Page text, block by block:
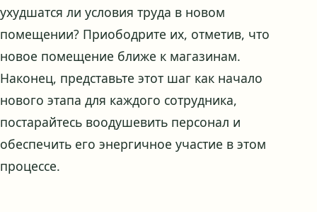
ухудшатся ли условия труда в новом
помещении? Приободрите их, отметив, что
новое помещение ближе к магазинам.
Наконец, представьте этот шаг как начало
нового этапа для каждого сотрудника,
постарайтесь воодушевить персонал и
обеспечить его энергичное участие в этом
процессе.